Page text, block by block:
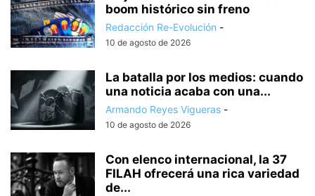
boom histórico sin freno
Redacción Re-Evolución -
10 de agosto de 2026
La batalla por los medios: cuando
una noticia acaba con una...
Armando Reyes Vigueras -
10 de agosto de 2026
Con elenco internacional, la 37
FILAH ofrecerá una rica variedad
de...